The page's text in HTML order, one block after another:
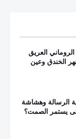
الروماني العريق
الخندق وعين
الرسالة وهشاشة
يستمر الصمت؟